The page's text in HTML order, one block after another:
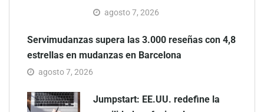
agosto 7, 2026
Servimudanzas supera las 3.000 reseñas con 4,8
estrellas en mudanzas en Barcelona
agosto 7, 2026
Jumpstart: EE.UU. redefine la